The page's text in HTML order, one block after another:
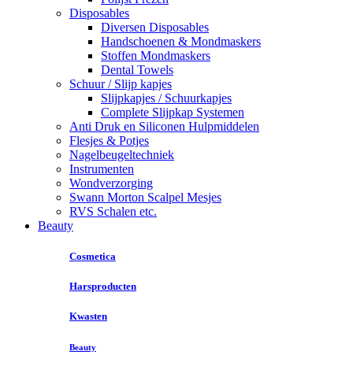
Disposables
Diversen Disposables
Handschoenen & Mondmaskers
Stoffen Mondmaskers
Dental Towels
Schuur / Slijp kapjes
Slijpkapjes / Schuurkapjes
Complete Slijpkap Systemen
Anti Druk en Siliconen Hulpmiddelen
Flesjes & Potjes
Nagelbeugeltechniek
Instrumenten
Wondverzorging
Swann Morton Scalpel Mesjes
RVS Schalen etc.
Beauty
Cosmetica
Harsproducten
Kwasten
Beauty